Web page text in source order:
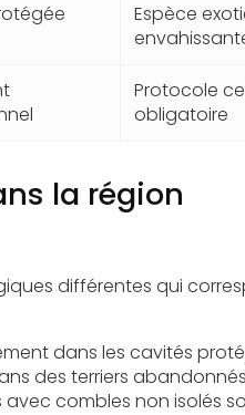
Espèce
Protocole
obligatoire
la région
différentes qui
dans les cavités
des terriers
avec combles non isolés